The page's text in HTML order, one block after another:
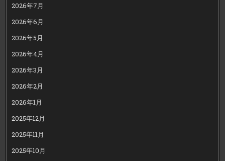
2026年7月
2026年6月
2026年5月
2026年4月
2026年3月
2026年2月
2026年1月
2025年12月
2025年11月
2025年10月